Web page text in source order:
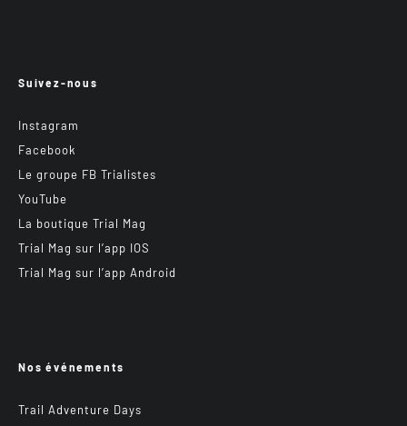
Suivez-nous
Instagram
Facebook
Le groupe FB Trialistes
YouTube
La boutique Trial Mag
Trial Mag sur l’app IOS
Trial Mag sur l’app Android
Nos événements
Trail Adventure Days